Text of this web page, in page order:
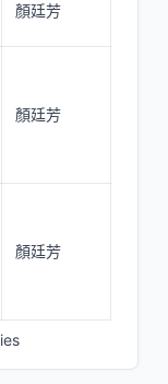
顏廷芳
顏廷芳
顏廷芳